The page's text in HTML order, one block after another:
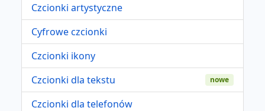
Czcionki artystyczne
Cyfrowe czcionki
Czcionki ikony
Czcionki dla tekstu
nowe
Czcionki dla telefonów